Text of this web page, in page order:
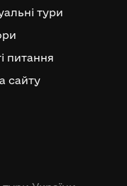
тури
питання
сайту